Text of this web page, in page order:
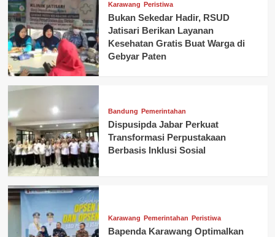
Karawang Peristiwa
Bukan Sekedar Hadir, RSUD
Jatisari Berikan Layanan
Kesehatan Gratis Buat Warga di
Gebyar Paten
Bandung Pemerintahan
Dispusipda Jabar Perkuat
Transformasi Perpustakaan
Berbasis Inklusi Sosial
Karawang Pemerintahan Peristiwa
Bapenda Karawang Optimalkan